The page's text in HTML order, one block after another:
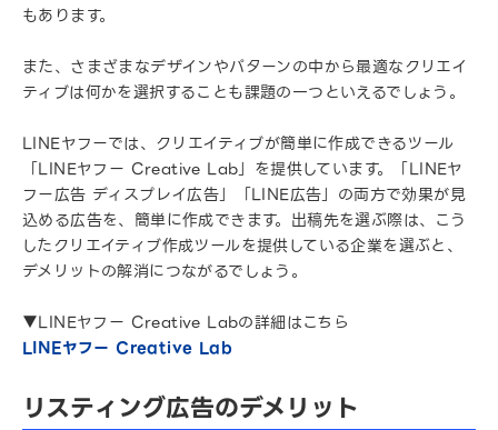
もあります。
また、さまざまなデザインやパターンの中から最適なクリエイ
ティブは何かを選択することも課題の一つといえるでしょう。
LINEヤフーでは、クリエイティブが簡単に作成できるツール
「LINEヤフー Creative Lab」を提供しています。「LINEヤ
フー広告 ディスプレイ広告」「LINE広告」の両方で効果が見
込める広告を、簡単に作成できます。出稿先を選ぶ際は、こう
したクリエイティブ作成ツールを提供している企業を選ぶと、
デメリットの解消につながるでしょう。
▼LINEヤフー Creative Labの詳細はこちら
LINEヤフー Creative Lab
リスティング広告のデメリット